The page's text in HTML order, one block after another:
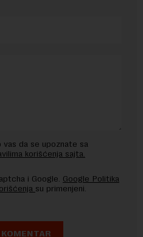
vas da se upoznate sa
korišćenja sajta.
i Google. Google Politika
su primenjeni.